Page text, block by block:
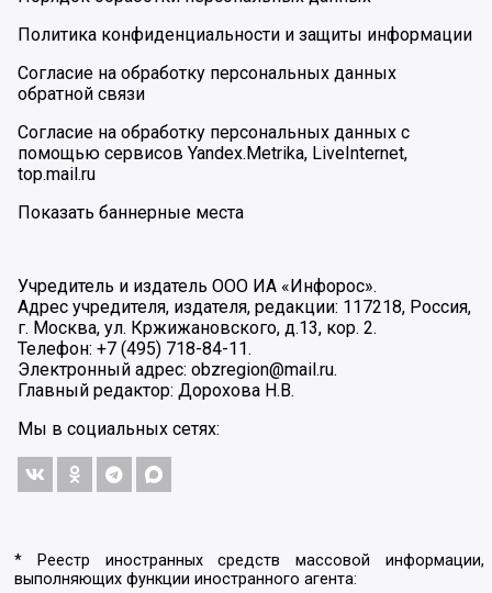
Политика конфиденциальности и защиты информации
Согласие на обработку персональных данных
обратной связи
Согласие на обработку персональных данных с
помощью сервисов Yandex.Metrika, LiveInternet,
top.mail.ru
Показать баннерные места
Учредитель и издатель ООО ИА «Инфорос».
Адрес учредителя, издателя, редакции: 117218, Россия,
г. Москва, ул. Кржижановского, д.13, кор. 2.
Телефон: +7 (495) 718-84-11.
Электронный адрес: obzregion@mail.ru.
Главный редактор: Дорохова Н.В.
Мы в социальных сетях:
* Реестр иностранных средств массовой информации,
выполняющих функции иностранного агента: